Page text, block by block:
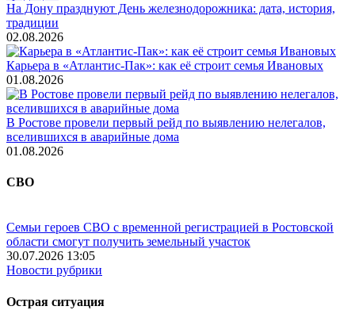
На Дону празднуют День железнодорожника: дата, история,
традиции
02.08.2026
Карьера в «Атлантис-Пак»: как её строит семья Ивановых
01.08.2026
В Ростове провели первый рейд по выявлению нелегалов,
вселившихся в аварийные дома
01.08.2026
СВО
Семьи героев СВО с временной регистрацией в Ростовской
области смогут получить земельный участок
30.07.2026 13:05
Новости рубрики
Острая ситуация